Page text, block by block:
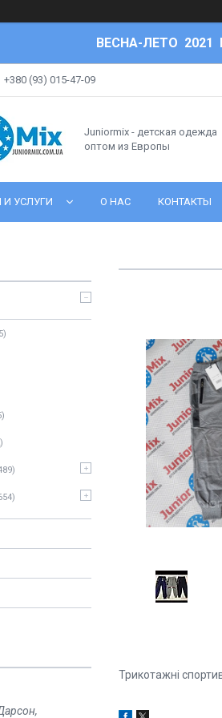
ВЕСНА-ЛЕТО 2021
+380 (93) 015-47-09
Juniormix - детская одежда
оптом из Европы
И УСЛУГИ О НАС КОНТАКТЫ
Трикотажні